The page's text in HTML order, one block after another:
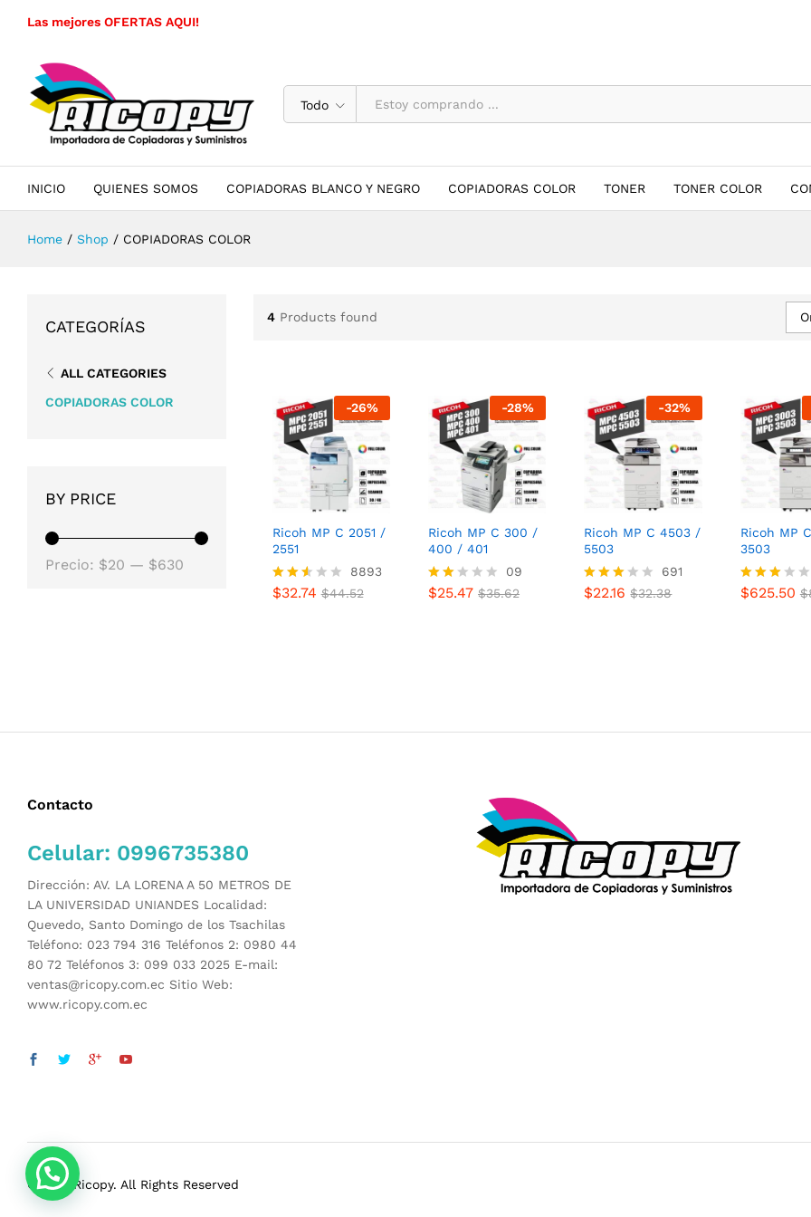
Las mejores OFERTAS AQUI!
Todo
INICIO QUIENES SOMOS COPIADORAS BLANCO Y NEGRO COPIADORAS COLOR TONER TONER COLOR
Home / Shop / COPIADORAS COLOR
4 Products found
-26%
Ricoh MP C 2051 /
2551
Valor
8893
$32.74 $44.52
$32.74 $ 44.52
-28%
Ricoh MP C 300 /
400 / 401
Valo
09
$25.47 $35.62
$25.47 $ 35.62
-32%
Ricoh MP C 4503 /
5503
Valora
691
$22.16 $32.38
$22.16 $ 32.38
Ricoh MP
3503
Valora
$625.50 $
$625.50 $
CATEGORÍAS
ALL CATEGORIES
COPIADORAS COLOR
BY PRICE
Precio: $20 — $630
Contacto
Celular: 0996735380
Dirección: AV. LA LORENA A 50 METROS DE
LA UNIVERSIDAD UNIANDES Localidad:
Quevedo, Santo Domingo de los Tsachilas
Teléfono: 023 794 316 Teléfonos 2: 0980 44
80 72 Teléfonos 3: 099 033 2025 E-mail:
ventas@ricopy.com.ec Sitio Web:
www.ricopy.com.ec
© 2021 Ricopy. All Rights Reserved